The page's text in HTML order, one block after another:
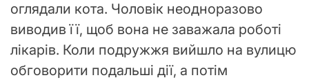
оглядали кота. Чоловік неодноразово
виводив її, щоб вона не заважала роботі
лікарів. Коли подружжя вийшло на вулицю
обговорити подальші дії, а потім